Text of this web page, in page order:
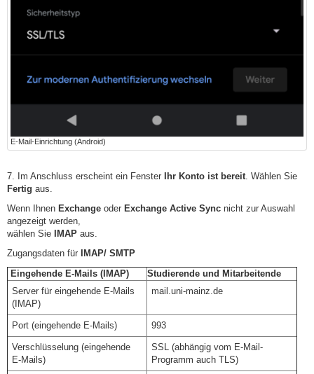
E-Mail-Einrichtung (Android)
7. Im Anschluss erscheint ein Fenster Ihr Konto ist bereit . Wählen Sie
Fertig aus.
Wenn Ihnen Exchange oder Exchange Active Sync nicht zur Auswahl
angezeigt werden,
wählen Sie IMAP aus.
Zugangsdaten für IMAP/ SMTP
Eingehende E-Mails (IMAP)
Studierende und Mitarbeitende
Server für eingehende E-Mails
(IMAP)
mail.uni-mainz.de
Port (eingehende E-Mails) 993
Verschlüsselung (eingehende
E-Mails)
SSL (abhängig vom E-Mail-
Programm auch TLS)